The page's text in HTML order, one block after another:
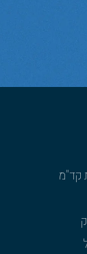
קד"מ